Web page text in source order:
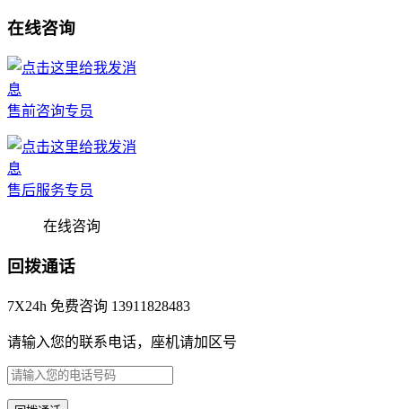
在线咨询
售前咨询专员
售后服务专员
在线咨询
回拨通话
7X24h 免费咨询 13911828483
请输入您的联系电话，座机请加区号